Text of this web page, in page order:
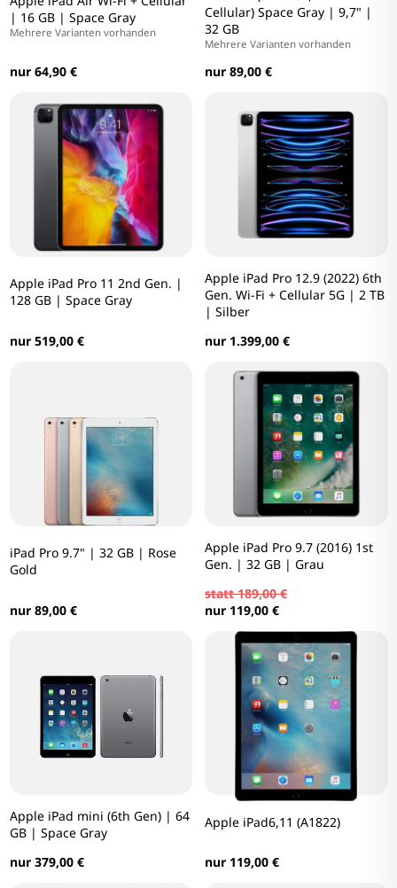
| 16 GB | Space Gray
Mehrere Varianten vorhanden
nur 64,90 €
Cellular) Space Gray | 9,7" |
32 GB
Mehrere Varianten vorhanden
nur 89,00 €
Apple iPad Pro 11 2nd Gen. |
128 GB | Space Gray
nur 519,00 €
Apple iPad Pro 12.9 (2022) 6th
Gen. Wi-Fi + Cellular 5G | 2 TB
| Silber
nur 1.399,00 €
iPad Pro 9.7" | 32 GB | Rose
Gold
nur 89,00 €
Apple iPad Pro 9.7 (2016) 1st
Gen. | 32 GB | Grau
statt 189,00 €
nur 119,00 €
Apple iPad mini (6th Gen) | 64
GB | Space Gray
nur 379,00 €
Apple iPad6,11 (A1822)
nur 119,00 €